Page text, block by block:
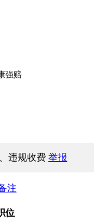
强赔
违规收费举报
注
位